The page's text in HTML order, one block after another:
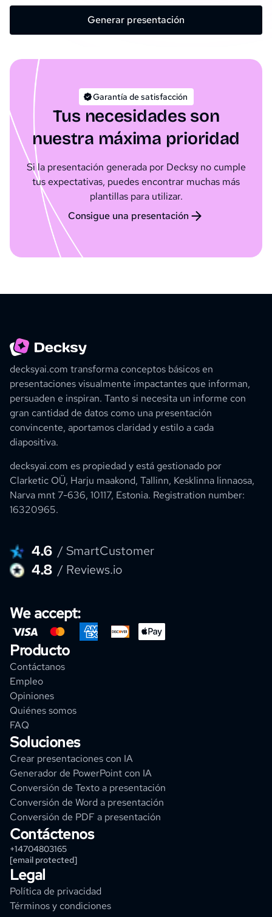
Generar presentación
Garantía de satisfacción
Tus necesidades son
nuestra máxima prioridad
Si la presentación generada por Decksy no cumple
tus expectativas, puedes encontrar muchas más
plantillas para utilizar.
Consigue una presentación
decksyai.com transforma conceptos básicos en
presentaciones visualmente impactantes que informan,
persuaden e inspiran. Tanto si necesita un informe con
gran cantidad de datos como una presentación
convincente, aportamos claridad y estilo a cada
diapositiva.
decksyai.com es propiedad y está gestionado por
Clarketic OÜ, Harju maakond, Tallinn, Kesklinna linnaosa,
Narva mnt 7-636, 10117, Estonia. Registration number:
16320965.
4.6 / SmartCustomer
4.8 / Reviews.io
We accept:
Producto
Contáctanos
Empleo
Opiniones
Quiénes somos
FAQ
Soluciones
Crear presentaciones con IA
Generador de PowerPoint con IA
Conversión de Texto a presentación
Conversión de Word a presentación
Conversión de PDF a presentación
Contáctenos
+14704803165
[email protected]
Legal
Política de privacidad
Términos y condiciones